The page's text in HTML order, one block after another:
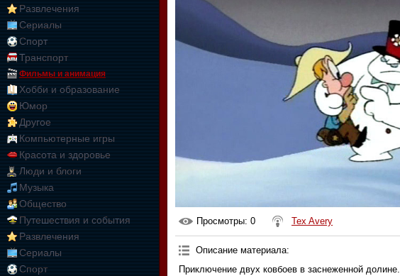
Развлечения
Сериалы
Спорт
Транспорт
Фильмы и анимация
Хобби и образование
Юмор
Другое
Компьютерные игры
Красота и здоровье
Люди и блоги
Музыка
Общество
Путешествия и события
Развлечения
Сериалы
Спорт
Просмотры: 0 Tex Avery
Описание материала:
Приключение двух ковбоев в заснеженной долине.